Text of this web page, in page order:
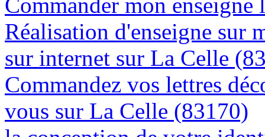
Réalisation d'enseigne sur
sur internet sur La Celle
Commandez vos lettres
vous sur La Celle (83170)